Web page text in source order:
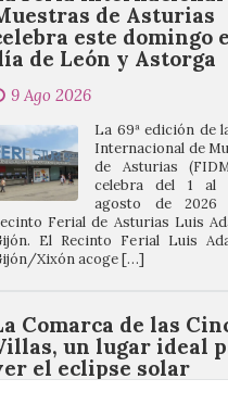
9 Ago 2026
La 69ª edición de
agosto de
Ferial de Asturias Luis
El Recinto Ferial Luis
Xixón acoge […]
Comarca de las
9 Ago 2026
El próximo 12 de